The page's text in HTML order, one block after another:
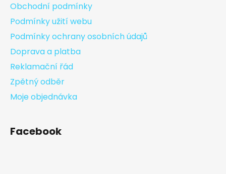
Obchodní podmínky
Podmínky užití webu
Podmínky ochrany osobních údajů
Doprava a platba
Reklamační řád
Zpětný odběr
Moje objednávka
Facebook